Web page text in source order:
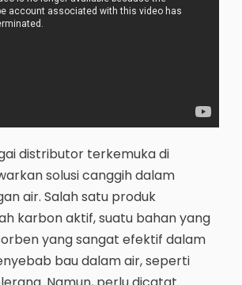
distributor terkemuka di
solusi canggih dalam
air. Salah satu produk
karbon aktif, suatu bahan yang
yang sangat efektif dalam
bau dalam air, seperti